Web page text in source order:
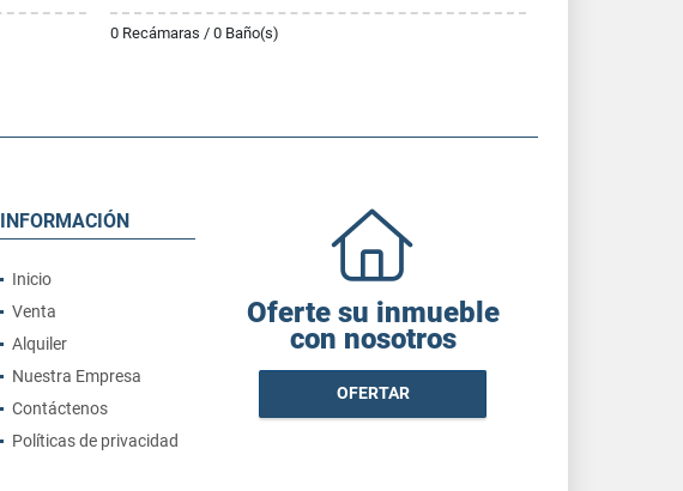
0 Recámaras / 0 Baño(s)
INFORMACIÓN
Inicio
Venta
Alquiler
Nuestra Empresa
Contáctenos
Políticas de privacidad
Oferte su inmueble
con nosotros
OFERTAR